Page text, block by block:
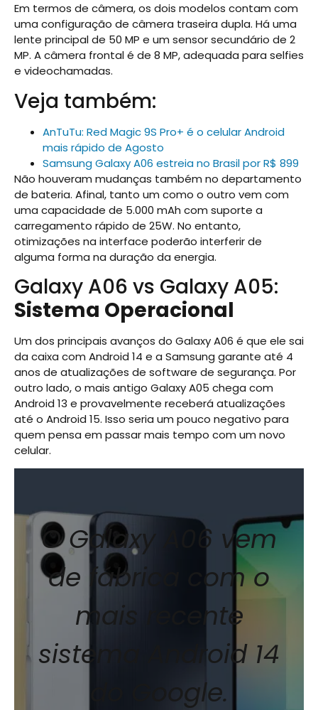
Em termos de câmera, os dois modelos contam com
uma configuração de câmera traseira dupla. Há uma
lente principal de 50 MP e um sensor secundário de 2
MP. A câmera frontal é de 8 MP, adequada para selfies
e videochamadas.
Veja também:
AnTuTu: Red Magic 9S Pro+ é o celular Android
mais rápido de Agosto
Samsung Galaxy A06 estreia no Brasil por R$ 899
Não houveram mudanças também no departamento
de bateria. Afinal, tanto um como o outro vem com
uma capacidade de 5.000 mAh com suporte a
carregamento rápido de 25W. No entanto,
otimizações na interface poderão interferir de
alguma forma na duração da energia.
Galaxy A06 vs Galaxy A05:
Sistema Operacional
Um dos principais avanços do Galaxy A06 é que ele sai
da caixa com Android 14 e a Samsung garante até 4
anos de atualizações de software de segurança. Por
outro lado, o mais antigo Galaxy A05 chega com
Android 13 e provavelmente receberá atualizações
até o Android 15. Isso seria um pouco negativo para
quem pensa em passar mais tempo com um novo
celular.
O Galaxy A06 vem
de fábrica com o
mais recente
sistema Android 14
do Google.